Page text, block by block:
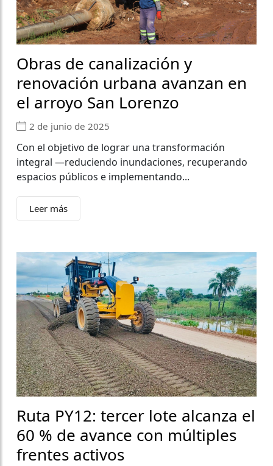
Obras de canalización y
renovación urbana avanzan en
el arroyo San Lorenzo
2 de junio de 2025
Con el objetivo de lograr una transformación
integral —reduciendo inundaciones, recuperando
espacios públicos e implementando...
Leer más
Ruta PY12: tercer lote alcanza el
60 % de avance con múltiples
frentes activos